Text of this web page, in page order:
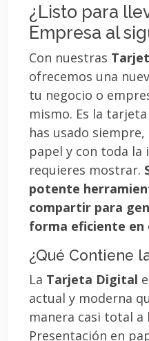
¿Listo para
Empresa al
Con nuestras
ofrecemos una
tu negocio o
mismo. Es la
has usado
papel y con toda la
requieres mostrar.
potente
compartir para
forma eficiente
¿Qué Contiene
La Tarjeta Digital
actual y moderna
manera casi total a
Presentación en